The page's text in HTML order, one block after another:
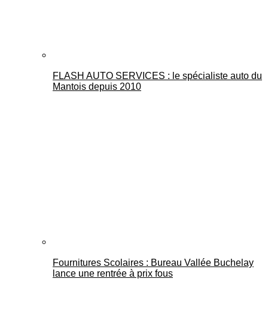
FLASH AUTO SERVICES : le spécialiste auto du
Mantois depuis 2010
Fournitures Scolaires : Bureau Vallée Buchelay
lance une rentrée à prix fous